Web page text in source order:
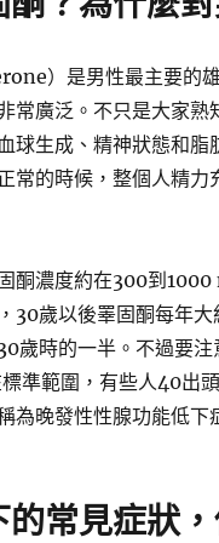
）是男性最主要的
常廣泛。不只是大家
球生成、精神狀態和
常的時候，整個人精
酮濃度約在300到
30歲以後睪固酮每年
歲時的一半。不過要
準範圍，有些人40出
為晚發性性腺功能低下
常見症狀